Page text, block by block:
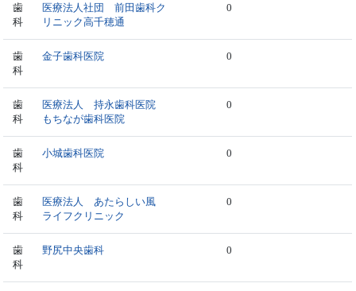
歯
科
医療法人社団 前田歯科ク
リニック高千穂通
0
歯
科
金子歯科医院 0
歯
科
医療法人 持永歯科医院
もちなが歯科医院
0
歯
科
小城歯科医院 0
歯
科
医療法人 あたらしい風
ライフクリニック
0
歯
科
野尻中央歯科 0